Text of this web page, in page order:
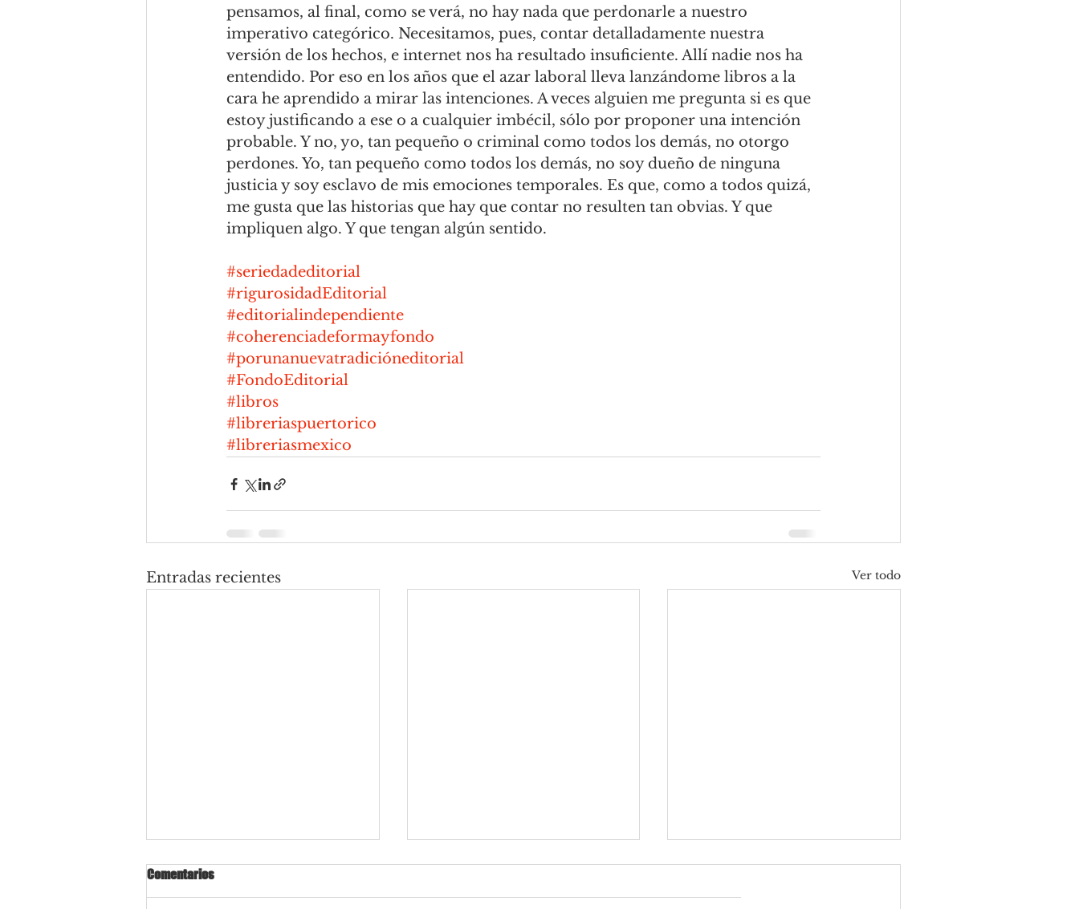
pensamos, al final, como se verá, no hay nada que perdonarle a nuestro
imperativo categórico. Necesitamos, pues, contar detalladamente nuestra
versión de los hechos, e internet nos ha resultado insuficiente. Allí nadie nos ha
entendido. Por eso en los años que el azar laboral lleva lanzándome libros a la
cara he aprendido a mirar las intenciones. A veces alguien me pregunta si es que
estoy justificando a ese o a cualquier imbécil, sólo por proponer una intención
probable. Y no, yo, tan pequeño o criminal como todos los demás, no otorgo
perdones. Yo, tan pequeño como todos los demás, no soy dueño de ninguna
justicia y soy esclavo de mis emociones temporales. Es que, como a todos quizá,
me gusta que las historias que hay que contar no resulten tan obvias. Y que
impliquen algo. Y que tengan algún sentido.
#seriedadeditorial
#rigurosidadEditorial
#editorialindependiente
#coherenciadeformayfondo
#porunanuevatradicióneditorial
#FondoEditorial
#libros
#libreriaspuertorico
#libreriasmexico
Entradas recientes Ver todo
Comentarios